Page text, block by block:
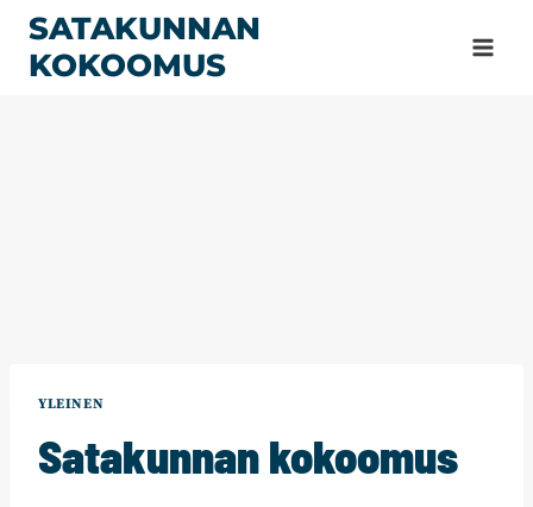
Siirry
sisältöön
SATAKUNNAN
KOKOOMUS
YLEINEN
Satakunnan kokoomus